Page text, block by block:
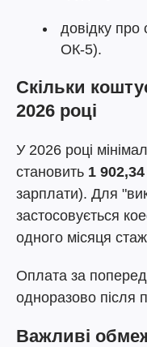
довідку
ОК-5).
Скільки
2026 році
У 2026 році
становить 1
зарплати). Для
застосовується
одного місяця
Оплата за
одноразово після
Важливі